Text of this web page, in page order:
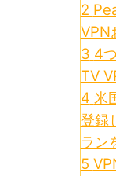
2
VPN
3 4
TV
4 米
登録
ラン
5